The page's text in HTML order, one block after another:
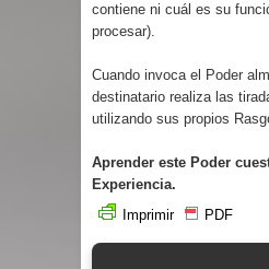
contiene ni cuál es su
procesar).
Cuando invoca el Poder
destinatario realiza las
utilizando sus propios
Aprender este Poder
Experiencia.
Imprimir
PDF